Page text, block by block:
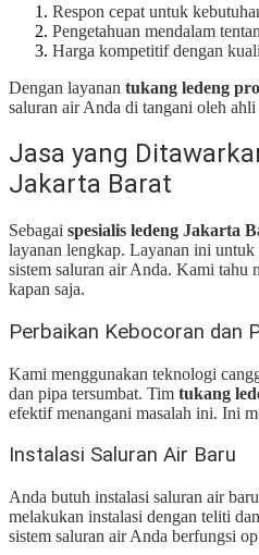
Respon cepat untuk
Pengetahuan mendalam
Harga kompetitif dengan
Dengan layanan tukang ledeng
saluran air Anda di tangani oleh ahli
Jasa yang
Jakarta Barat
Sebagai spesialis ledeng Jakarta
layanan lengkap. Layanan ini untuk
sistem saluran air Anda. Kami tahu
kapan saja.
Perbaikan Kebocoran dan
Kami menggunakan teknologi
dan pipa tersumbat. Tim tukang
efektif menangani masalah ini. Ini
Instalasi Saluran Air Baru
Anda butuh instalasi saluran air
melakukan instalasi dengan teliti
sistem saluran air Anda berfungsi